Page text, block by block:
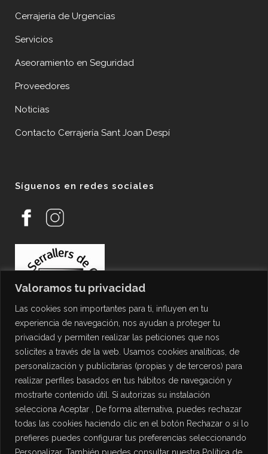
Valoramos tu privacidad
Las cookies son importantes para ti, influyen en tu
experiencia de navegación, nos ayudan a proteger tu
privacidad y permiten realizar las peticiones que nos
solicites a través de la web. Usamos cookies analíticas, de
personalización y publicitarias (propias y de terceros) para
realizar perfiles basados en tus hábitos de navegación y
mostrarte contenido útil. Si autorizas su instalación
selecciona Aceptar , De forma alternativa, puedes rechazar
todas las cookies haciendo clic en el botón Rechazar o si lo
prefieres puedes configurar tus preferencias seleccionando
Personalizar. También puedes consultar nuestra Política de
Cerrajería de Urgencias
Servicios
Aseoramiento en Seguridad
Proveedores
Noticias
Contacto Cerrajería Sant Joan Despí
Síguenos en redes sociales
PROTECCIÓN DE DATOS
Política de Privacidad
Política de Cookies
Aviso Legal